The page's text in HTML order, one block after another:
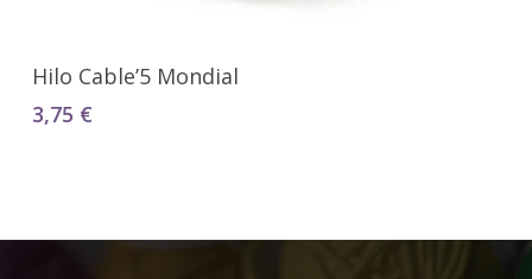
Seleccionar Opciones
Hilo Cable’5 Mondial
3,75 €